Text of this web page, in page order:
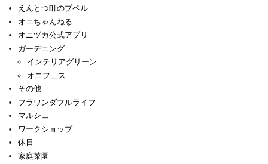
えんとつ町のプペル
オニちゃんねる
オニヅカ公式アプリ
ガーデニング
インテリアグリーン
オニフェス
その他
フラワンダフルライフ
マルシェ
ワークショップ
休日
家庭菜園